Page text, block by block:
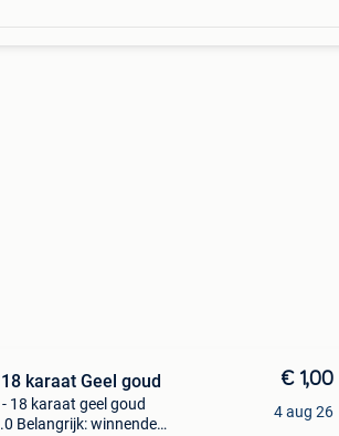
karaat Geel goud
18 karaat geel goud
Belangrijk: winnende
€ 1,00
4 aug 26